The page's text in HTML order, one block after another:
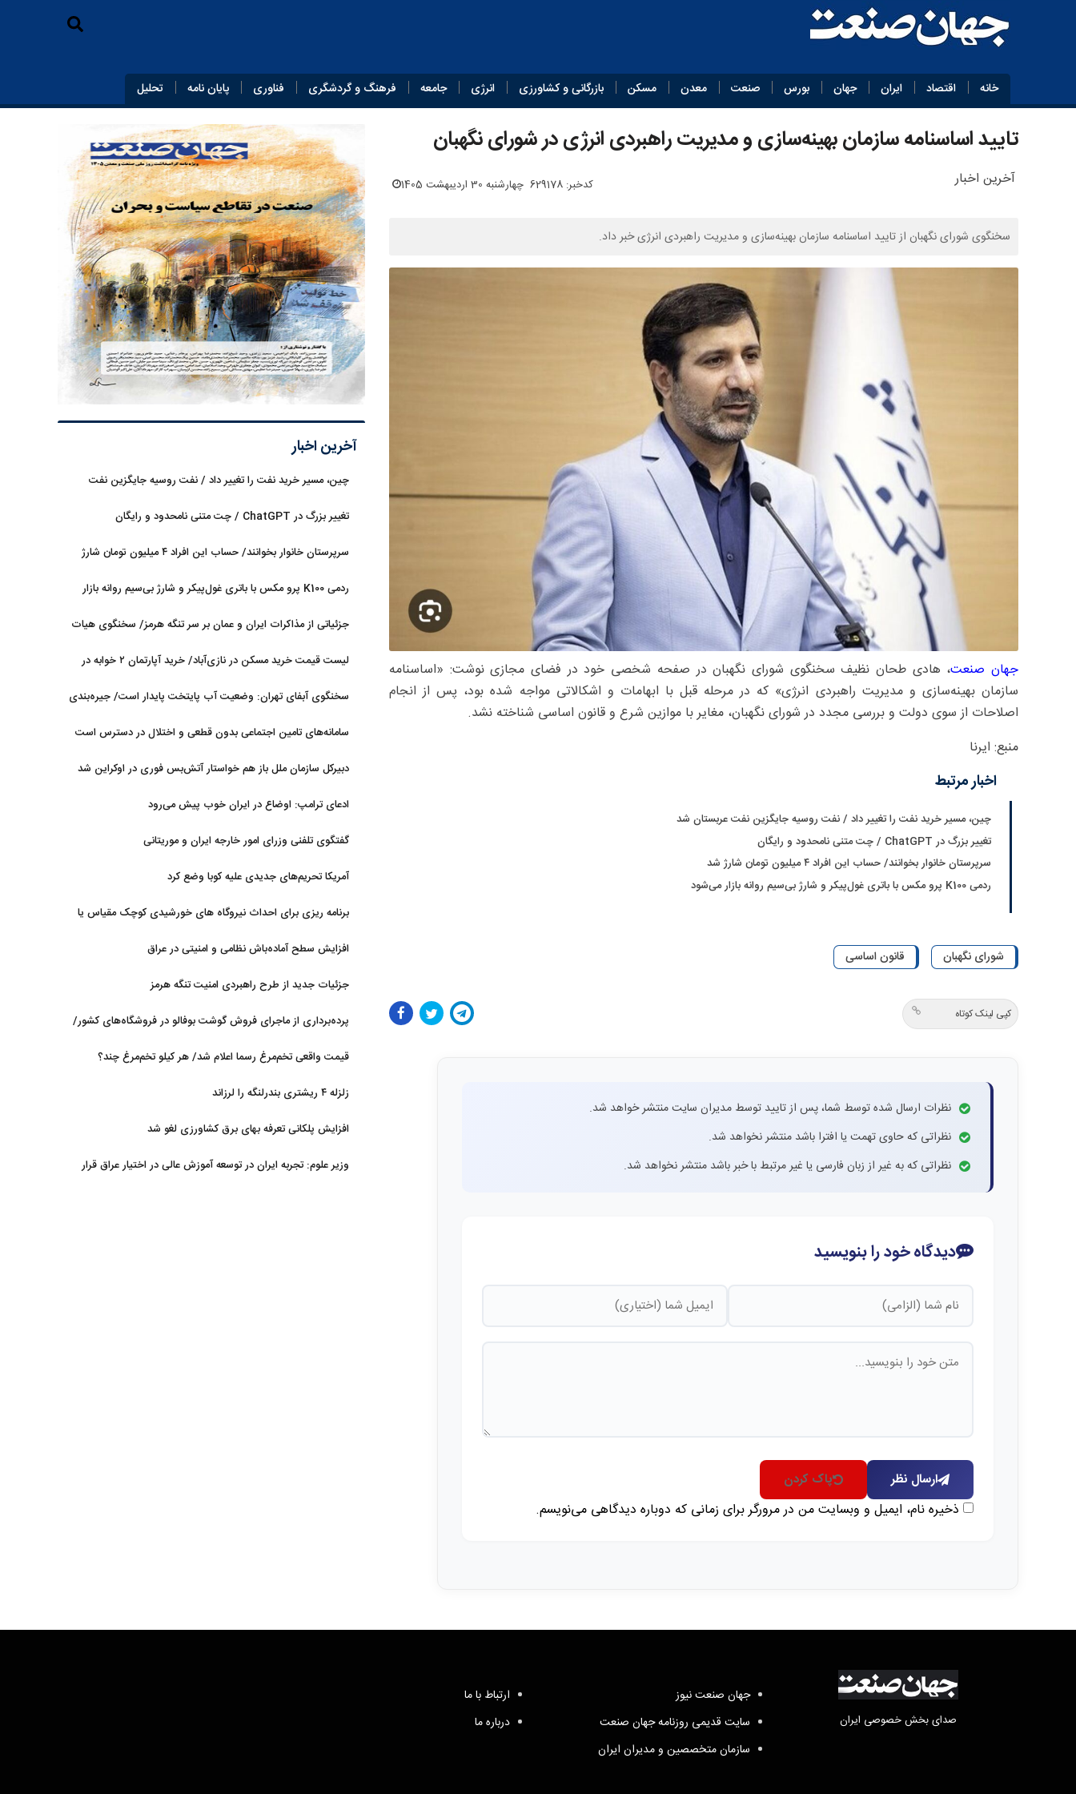
خانه اقتصاد ایران جهان بورس صنعت معدن مسکن بازرگانی و کشاورزی انرژی جامعه فرهنگ و گردشگری فناوری پایان‌ نامه تحلیل
تایید اساسنامه سازمان بهینه‌سازی و مدیریت راهبردی انرژی در شورای نگهبان
آخرین اخبار کدخبر: 629178 چهارشنبه 30 اردیبهشت 1405
سخنگوی شورای نگهبان از تایید اساسنامه سازمان بهینه‌سازی و مدیریت راهبردی انرژی خبر داد.
جهان صنعت، هادی طحان نظیف سخنگوی شورای نگهبان در صفحه شخصی خود در فضای مجازی نوشت: «اساسنامه
سازمان بهینه‌سازی و مدیریت راهبردی انرژی» که در مرحله قبل با ابهامات و اشکالاتی مواجه شده بود، پس از انجام
اصلاحات از سوی دولت و بررسی مجدد در شورای نگهبان، مغایر با موازین شرع و قانون اساسی شناخته نشد.
منبع: ایرنا
اخبار مرتبط
چین، مسیر خرید نفت را تغییر داد / نفت روسیه جایگزین نفت عربستان شد
تغییر بزرگ در ChatGPT / چت متنی نامحدود و رایگان
سرپرستان خانوار بخوانند/ حساب این افراد ۴ میلیون تومان شارژ شد
ردمی K100 پرو مکس با باتری غول‌پیکر و شارژ بی‌سیم روانه بازار می‌شود
شورای نگهبان قانون اساسی
کپی لینک کوتاه
نظرات ارسال شده توسط شما، پس از تایید توسط مدیران سایت منتشر خواهد شد.
نظراتی که حاوی تهمت یا افترا باشد منتشر نخواهد شد.
نظراتی که به غیر از زبان فارسی یا غیر مرتبط با خبر باشد منتشر نخواهد شد.
دیدگاه خود را بنویسید
ارسال نظر پاک کردن
ذخیره نام، ایمیل و وبسایت من در مرورگر برای زمانی که دوباره دیدگاهی می‌نویسم.
آخرین اخبار
چین، مسیر خرید نفت را تغییر داد / نفت روسیه جایگزین نفت
تغییر بزرگ در ChatGPT / چت متنی نامحدود و رایگان
سرپرستان خانوار بخوانند/ حساب این افراد ۴ میلیون تومان شارژ
ردمی K100 پرو مکس با باتری غول‌پیکر و شارژ بی‌سیم روانه بازار
جزئیاتی از مذاکرات ایران و عمان بر سر تنگه هرمز/ سخنگوی هیات
لیست قیمت خرید مسکن در نازی‌آباد/ خرید آپارتمان ۲ خوابه در
سخنگوی آبفای تهران: وضعیت آب پایتخت پایدار است/ جیره‌بندی
سامانه‌های تامین اجتماعی بدون قطعی و اختلال در دسترس است
دبیرکل سازمان ملل باز هم خواستار آتش‌بس فوری در اوکراین شد
ادعای ترامپ: اوضاع در ایران خوب پیش می‌رود
گفتگوی تلفنی وزرای امور خارجه ایران و موریتانی
آمریکا تحریم‌های جدیدی علیه کوبا وضع کرد
برنامه ریزی برای احداث نیروگاه های خورشیدی کوچک مقیاس یا
افزایش سطح آماده‌باش نظامی و امنیتی در عراق
جزئیات جدید از طرح راهبردی امنیت تنگه هرمز
پرده‌برداری از ماجرای فروش گوشت بوفالو در فروشگاه‌های کشور/
قیمت واقعی تخم‌مرغ رسما اعلام شد/ هر کیلو تخم‌مرغ چند؟
زلزله ۴ ریشتری بندرلنگه را لرزاند
افزایش پلکانی تعرفه بهای برق کشاورزی لغو شد
وزیر علوم: تجربه ایران در توسعه آموزش عالی در اختیار عراق قرار
صدای بخش خصوصی ایران
جهان صنعت نیوز
سایت قدیمی روزنامه جهان صنعت
سازمان متخصصین و مدیران ایران
ارتباط با ما
درباره ما